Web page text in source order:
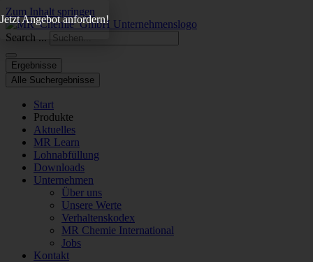
Zum Inhalt springen
Search ...
Ergebnisse
Alle Suchergebnisse
Start
Produkte
Aktuelles
MR Learn
Lohnabfüllung
Downloads
Unternehmen
Über uns
Unsere Werte
Verhaltenskodex
MR Chemie International
Jobs
Kontakt
Jetzt Angebot anfordern!